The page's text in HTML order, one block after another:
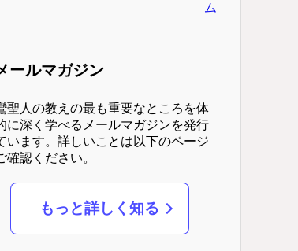
ム
ールマガジン
聖人の教えの最も重要なところを体
に深く学べるメールマガジンを発行
います。詳しいことは以下のページ
確認ください。
もっと詳しく知る